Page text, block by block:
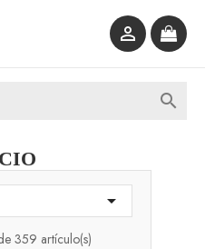



359 artículo(s)